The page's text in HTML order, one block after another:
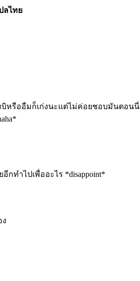
ลไทย
โทบิหรืออืมก็เก่งนะแต่ไม่ค่อยชอบมันตอนนี่
ทำไปเพื่ออะไร *disappoint*